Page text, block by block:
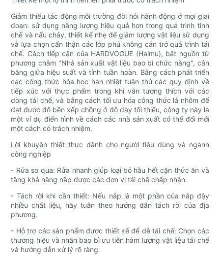
Giảm thiểu tác động môi trường đòi hỏi hành động ở mọi giai
đoạn: sử dụng năng lượng hiệu quả hơn trong quá trình tinh
chế và nấu chảy, thiết kế nhẹ để giảm lượng vật liệu sử dụng
và lựa chọn cẩn thận các lớp phủ không cản trở quá trình tái
chế. Cách tiếp cận của HARDVOGUE (Haimu), bắt nguồn từ
phương châm "Nhà sản xuất vật liệu bao bì chức năng", cân
bằng giữa hiệu suất và tính tuần hoàn. Bằng cách phát triển
các công thức hóa học hàn nhiệt tuân thủ các quy định về
tiếp xúc với thực phẩm trong khi vẫn tương thích với các
dòng tái chế, và bằng cách tối ưu hóa công thức lá nhôm để
đạt được độ bền xếp chồng ở độ dày tối thiểu, công ty này là
một ví dụ điển hình về cách các nhà sản xuất có thể đổi mới
một cách có trách nhiệm.
Lời khuyên thiết thực dành cho người tiêu dùng và ngành
công nghiệp
- Rửa sơ qua: Rửa nhanh giúp loại bỏ hầu hết cặn thức ăn và
tăng khả năng nắp được các đơn vị tái chế chấp nhận.
- Tách rời khi cần thiết: Nếu nắp là một phần của nắp đậy
nhiều chất liệu, hãy tuân theo hướng dẫn tách rời của địa
phương.
- Hỗ trợ các sản phẩm được thiết kế để dễ tái chế: Chọn các
thương hiệu và nhãn bao bì ưu tiên hàm lượng vật liệu tái chế
và hướng dẫn xử lý rõ ràng.